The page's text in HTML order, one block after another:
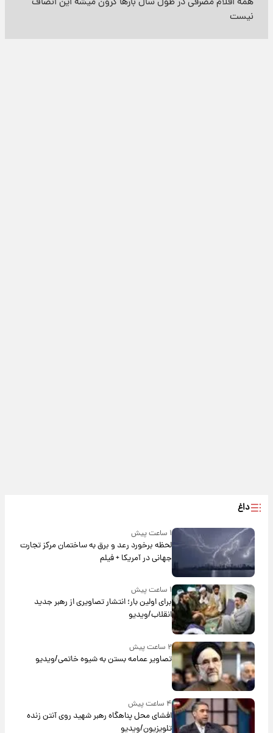
نیست
داغ
۱ ساعت پیش
لحظه برخورد رعد و برق به ساختمان مرکز تجارت
جهانی در آمریکا + فیلم
۱ ساعت پیش
برای اولین بار؛ انتشار تصاویری از رهبر جدید
انقلاب/ویدیو
۲ ساعت پیش
تصاویر عمامه بستن به شیوه خاتمی/ویدیو
۴ ساعت پیش
افشای محل پناهگاه‌ رهبر شهید روی آنتن زنده
تلویزیون/ویدیو